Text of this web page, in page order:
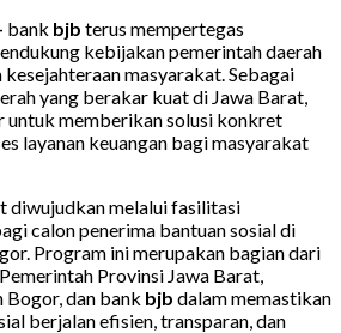
bank bjb terus mempertegas
kebijakan pemerintah daerah
masyarakat. Sebagai
yang berakar kuat di Jawa Barat,
untuk memberikan solusi konkret
layanan keuangan bagi masyarakat
diwujudkan melalui fasilitasi
calon penerima bantuan sosial di
Program ini merupakan bagian dari
Provinsi Jawa Barat,
dan bank bjb dalam memastikan
berjalan efisien, transparan, dan